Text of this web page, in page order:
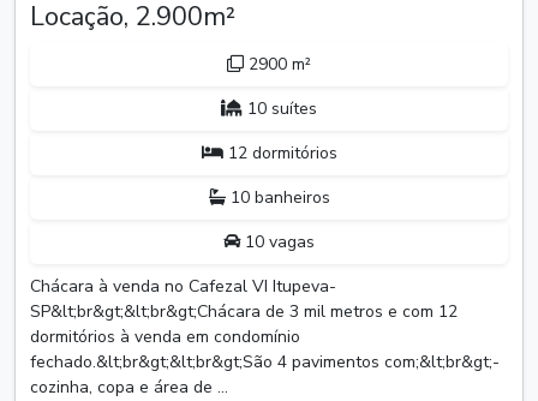
Locação, 2.900m²
2900 m²
10 suítes
12 dormitórios
10 banheiros
10 vagas
Chácara à venda no Cafezal VI Itupeva-
SP&lt;br&gt;&lt;br&gt;Chácara de 3 mil metros e com 12
dormitórios à venda em condomínio
fechado.&lt;br&gt;&lt;br&gt;São 4 pavimentos com;&lt;br&gt;-
cozinha, copa e área de ...